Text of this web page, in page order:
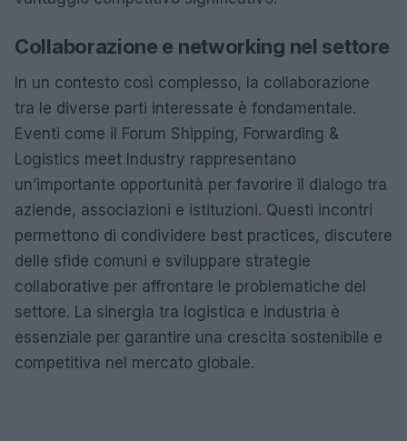
Collaborazione e networking nel settore
In un contesto così complesso, la collaborazione
tra le diverse parti interessate è fondamentale.
Eventi come il Forum Shipping, Forwarding &
Logistics meet Industry rappresentano
un’importante opportunità per favorire il dialogo tra
aziende, associazioni e istituzioni. Questi incontri
permettono di condividere best practices, discutere
delle sfide comuni e sviluppare strategie
collaborative per affrontare le problematiche del
settore. La sinergia tra logistica e industria è
essenziale per garantire una crescita sostenibile e
competitiva nel mercato globale.